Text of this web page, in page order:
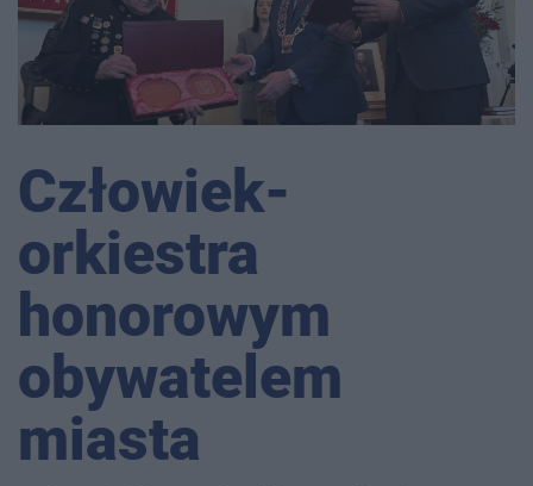
Człowiek-
orkiestra
honorowym
obywatelem
miasta